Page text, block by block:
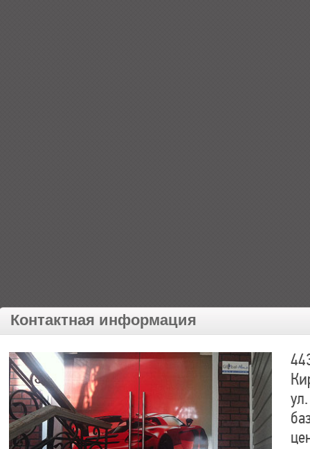
Контактная информация